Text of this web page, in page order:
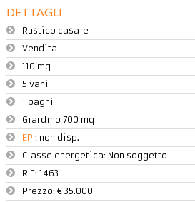
DETTAGLI
Rustico casale
Vendita
110 mq
5 vani
1 bagni
Giardino 700 mq
EPI: non disp.
Classe energetica: Non soggetto
RIF: 1463
Prezzo: € 35.000